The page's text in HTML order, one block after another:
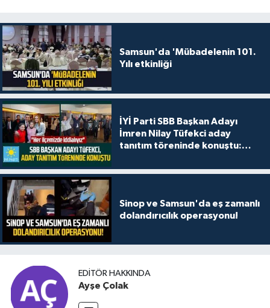
Samsun'da 'Mübadelenin 101.
Yılı etkinliği
İYİ Parti SBB Başkan Adayı
İmren Nilay Tüfekci aday
tanıtım töreninde konuştu:
Sinop ve Samsun'da eş zamanlı
dolandırıcılık operasyonu!
EDITÖR HAKKINDA
Ayşe Çolak